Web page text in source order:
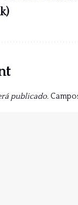
publicado.